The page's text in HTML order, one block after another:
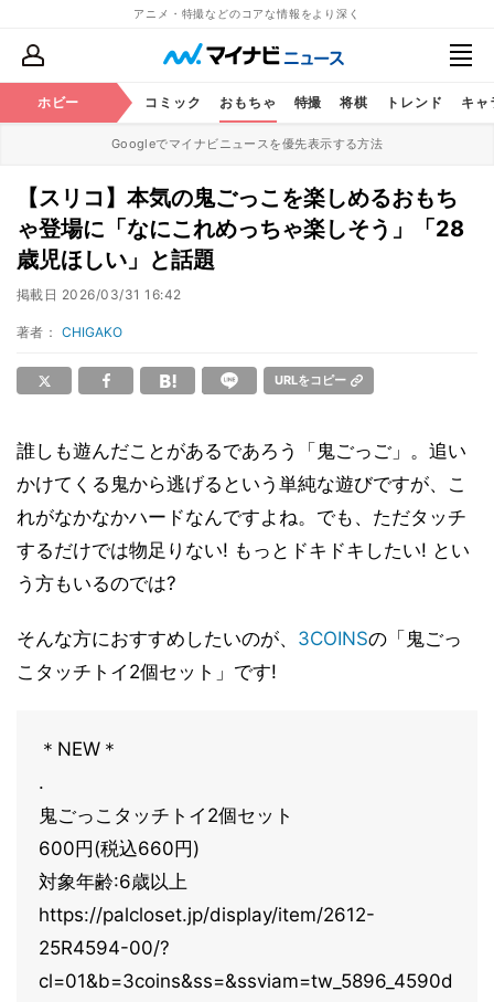
アニメ・特撮などのコアな情報をより深く
ホビー
アニメ コミック おもちゃ 特撮 将棋 トレンド キャ
Googleでマイナビニュースを優先表示する方法
【スリコ】本気の鬼ごっこを楽しめるおもち
ゃ登場に「なにこれめっちゃ楽しそう」「28
歳児ほしい」と話題
掲載日 2026/03/31 16:42
著者： CHIGAKO
URLをコピー
誰しも遊んだことがあるであろう「鬼ごっご」。追い
かけてくる鬼から逃げるという単純な遊びですが、こ
れがなかなかハードなんですよね。でも、ただタッチ
するだけでは物足りない! もっとドキドキしたい! とい
う方もいるのでは?
そんな方におすすめしたいのが、 3COINSの「鬼ごっ
こタッチトイ2個セット」です!
＊NEW＊
.
鬼ごっこタッチトイ2個セット
600円(税込660円)
対象年齢:6歳以上
https://palcloset.jp/display/item/2612-
25R4594-00/?
cl=01&b=3coins&ss=&ssviam=tw_5896_4590d